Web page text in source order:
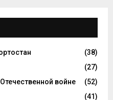
(38)
(27)
войне
(52)
(41)